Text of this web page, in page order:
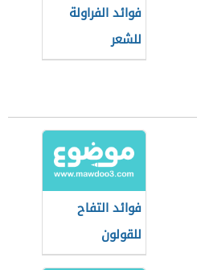
فوائد الفراولة
للشعر
فوائد التفاح
للقولون